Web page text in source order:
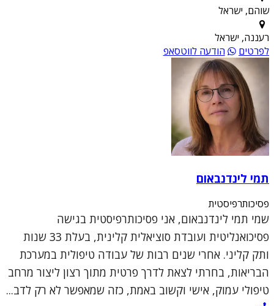
שוהם, ישראל
רעננה, ישראל
לפרטים
הודעה לווטסאפ
תמי לינדנבאום
פסיכותרפיסטית
שמי תמי לינדנבאום, אני פסיכותרפיסטית בגישה
פסיכואנליטית ועובדת סוציאלית קלינית, בעלת 33 שנות
ותק קליני. אחרי שנים רבות של עבודה טיפולית במערכת
הבריאות, בחרתי לצאת לדרך פרטית מתוך רצון ליצור מרחב
טיפולי עמוק, אישי וקשוב באמת, כזה שמאפשר לא רק לדב...